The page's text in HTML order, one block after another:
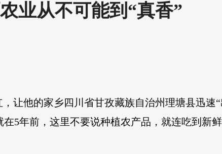
业从不可能到“真香”
让他的家乡四川省甘孜藏族自治州理塘县迅速
5年前，这里不要说种植农产品，就连吃到新